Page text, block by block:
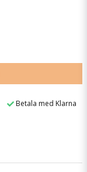
Betala med Klarna